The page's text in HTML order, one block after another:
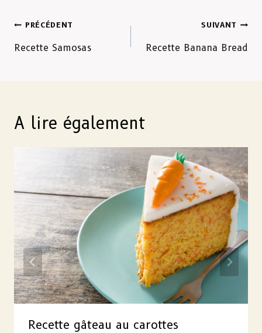
PRÉCÉDENT
Recette Samosas
SUIVANT
Recette Banana Bread
A lire également
Recette gâteau au carottes